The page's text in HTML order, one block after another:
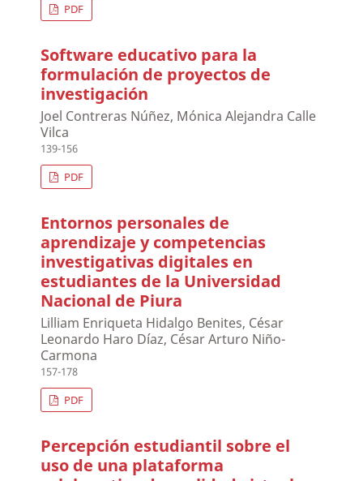
PDF
Software educativo para la
formulación de proyectos de
investigación
Joel Contreras Núñez, Mónica Alejandra Calle
Vilca
139-156
PDF
Entornos personales de
aprendizaje y competencias
investigativas digitales en
estudiantes de la Universidad
Nacional de Piura
Lilliam Enriqueta Hidalgo Benites, César
Leonardo Haro Díaz, César Arturo Niño-
Carmona
157-178
PDF
Percepción estudiantil sobre el
uso de una plataforma